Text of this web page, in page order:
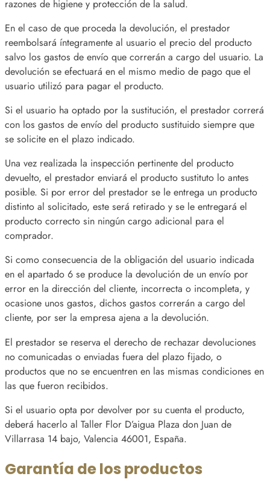
razones de higiene y protección de la salud.
En el caso de que proceda la devolución, el prestador
reembolsará íntegramente al usuario el precio del producto
salvo los gastos de envío que correrán a cargo del usuario. La
devolución se efectuará en el mismo medio de pago que el
usuario utilizó para pagar el producto.
Si el usuario ha optado por la sustitución, el prestador correrá
con los gastos de envío del producto sustituido siempre que
se solicite en el plazo indicado.
Una vez realizada la inspección pertinente del producto
devuelto, el prestador enviará el producto sustituto lo antes
posible. Si por error del prestador se le entrega un producto
distinto al solicitado, este será retirado y se le entregará el
producto correcto sin ningún cargo adicional para el
comprador.
Si como consecuencia de la obligación del usuario indicada
en el apartado 6 se produce la devolución de un envío por
error en la dirección del cliente, incorrecta o incompleta, y
ocasione unos gastos, dichos gastos correrán a cargo del
cliente, por ser la empresa ajena a la devolución.
El prestador se reserva el derecho de rechazar devoluciones
no comunicadas o enviadas fuera del plazo fijado, o
productos que no se encuentren en las mismas condiciones en
las que fueron recibidos.
Si el usuario opta por devolver por su cuenta el producto,
deberá hacerlo al Taller Flor D’aigua Plaza don Juan de
Villarrasa 14 bajo, Valencia 46001, España.
Garantía de los productos